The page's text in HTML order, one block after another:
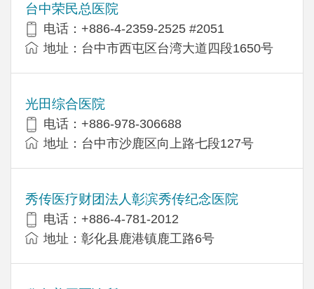
台中荣民总医院
电话：+886-4-2359-2525 #2051
地址：台中市西屯区台湾大道四段1650号
光田综合医院
电话：+886-978-306688
地址：台中市沙鹿区向上路七段127号
秀传医疗财团法人彰滨秀传纪念医院
电话：+886-4-781-2012
地址：彰化县鹿港镇鹿工路6号